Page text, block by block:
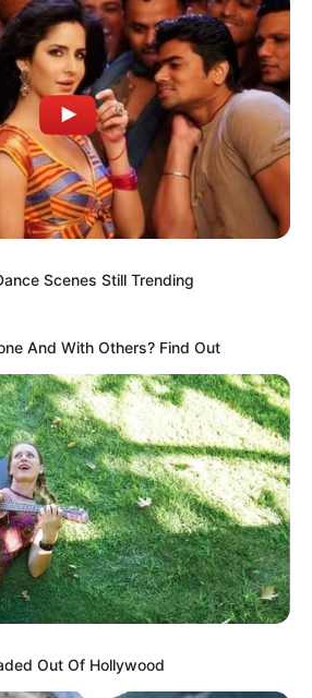
Scenes Still Trending
And With Others? Find Out
Out Of Hollywood